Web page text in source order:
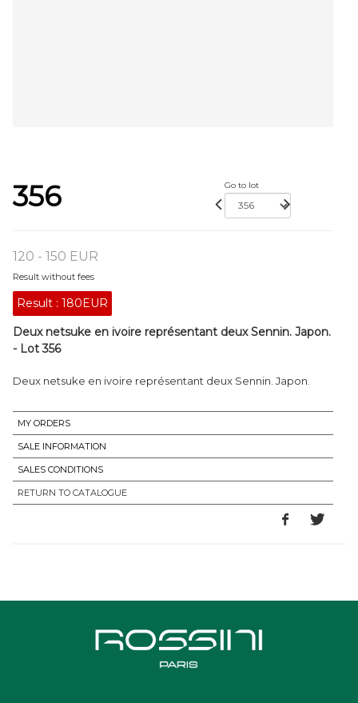
356 Go to lot
120 - 150 EUR
Result without fees
Result : 180EUR
Deux netsuke en ivoire représentant deux Sennin. Japon.
- Lot 356
Deux netsuke en ivoire représentant deux Sennin. Japon.
MY ORDERS
SALE INFORMATION
SALES CONDITIONS
RETURN TO CATALOGUE